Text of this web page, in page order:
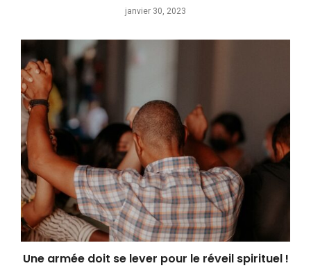
janvier 30, 2023
Une armée doit se lever pour le réveil spirituel !